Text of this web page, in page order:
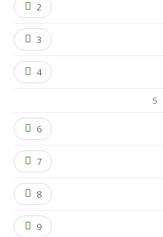
2
3
4
5
6
7
8
9